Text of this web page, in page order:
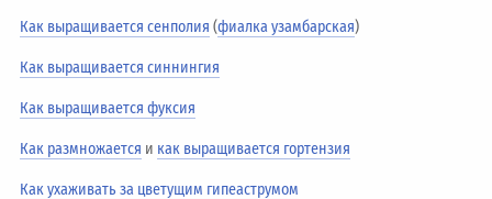
Как выращивается сенполия (фиалка узамбарская)
Как выращивается синнингия
Как выращивается фуксия
Как размножается и как выращивается гортензия
Как ухаживать за цветущим гипеаструмом